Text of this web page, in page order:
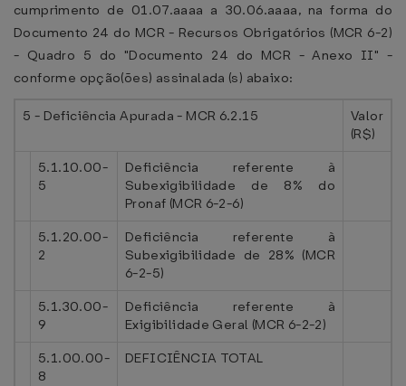
cumprimento de 01.07.aaaa a 30.06.aaaa, na forma do
Documento 24 do MCR - Recursos Obrigatórios (MCR 6-2)
- Quadro 5 do "Documento 24 do MCR - Anexo II" -
conforme opção(ões) assinalada (s) abaixo:
5 - Deficiência Apurada - MCR 6.2.15
Valor
(R$)
5.1.10.00-
5
Deficiência referente à
Subexigibilidade de 8% do
Pronaf (MCR 6-2-6)
5.1.20.00-
2
Deficiência referente à
Subexigibilidade de 28% (MCR
6-2-5)
5.1.30.00-
9
Deficiência referente à
Exigibilidade Geral (MCR 6-2-2)
5.1.00.00-
8
DEFICIÊNCIA TOTAL